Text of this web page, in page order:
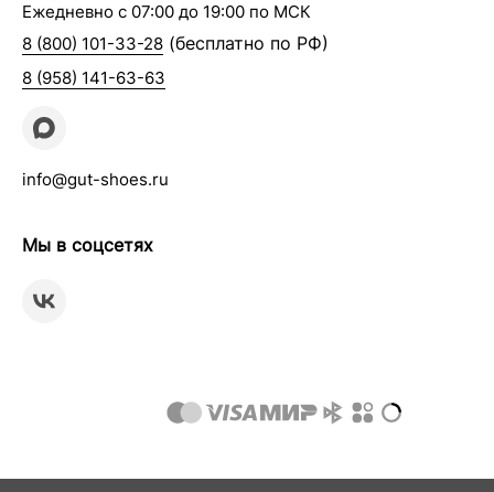
Ежедневно с 07:00 до 19:00 по МСК
8 (800) 101-33-28 (бесплатно по РФ)
8 (958) 141-63-63
info@gut-shoes.ru
Мы в соцсетях